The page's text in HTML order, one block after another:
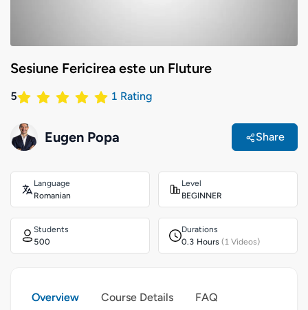
Sesiune Fericirea este un Fluture
5 1 Rating
Eugen Popa Share
Language
Romanian
Level
BEGINNER
Students
500
Durations
0.3 Hours (1 Videos)
Overview Course Details FAQ